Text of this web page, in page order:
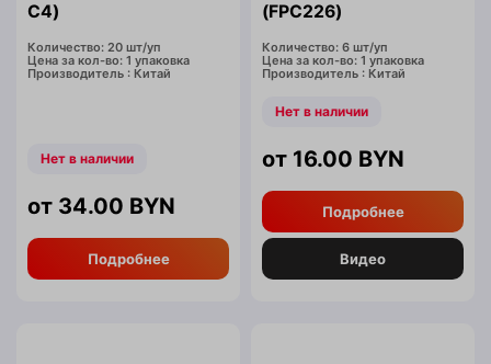
C4)
Количество: 20 шт/уп
Цена за кол-во: 1 упаковка
Производитель : Китай
Нет в наличии
34.00 BYN
Подробнее
(FPC226)
Количество: 6 шт/уп
Цена за кол-во: 1 упаковка
Производитель : Китай
Нет в наличии
16.00 BYN
Подробнее
Видео